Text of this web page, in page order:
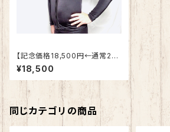
【記念価格18,500円←通常25.
900円】メンズ用 保温水着トッ
プス Oサイズ
¥18,500
同じカテゴリの商品